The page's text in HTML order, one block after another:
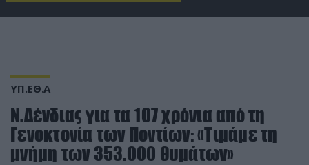
ΥΠ.ΕΘ.Α
Ν.Δένδιας για τα 107 χρόνια από τη
Γενοκτονία των Ποντίων: «Τιμάμε τη
μνήμη των 353.000 θυμάτων»